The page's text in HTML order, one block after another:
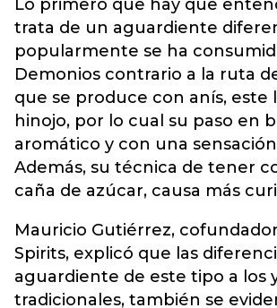
Lo primero que hay que
trata de un aguardiente
popularmente se ha
Demonios contrario a la ruta
que se produce con anís, este
hinojo, por lo cual su paso en
aromático y con una
Además, su técnica de tener
caña de azúcar, causa más
Mauricio Gutiérrez,
Spirits, explicó que las
aguardiente de este tipo a los
tradicionales, también se